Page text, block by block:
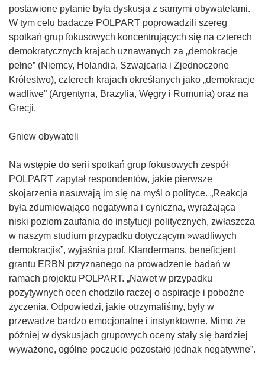
postawione pytanie była dyskusja z samymi obywatelami.
W tym celu badacze POLPART poprowadzili szereg
spotkań grup fokusowych koncentrujących się na czterech
demokratycznych krajach uznawanych za „demokracje
pełne” (Niemcy, Holandia, Szwajcaria i Zjednoczone
Królestwo), czterech krajach określanych jako „demokracje
wadliwe” (Argentyna, Brazylia, Węgry i Rumunia) oraz na
Grecji.
Gniew obywateli
Na wstępie do serii spotkań grup fokusowych zespół
POLPART zapytał respondentów, jakie pierwsze
skojarzenia nasuwają im się na myśl o polityce. „Reakcja
była zdumiewająco negatywna i cyniczna, wyrażająca
niski poziom zaufania do instytucji politycznych, zwłaszcza
w naszym studium przypadku dotyczącym »wadliwych
demokracji«”, wyjaśnia prof. Klandermans, beneficjent
grantu ERBN przyznanego na prowadzenie badań w
ramach projektu POLPART. „Nawet w przypadku
pozytywnych ocen chodziło raczej o aspiracje i pobożne
życzenia. Odpowiedzi, jakie otrzymaliśmy, były w
przewadze bardzo emocjonalne i instynktowne. Mimo że
później w dyskusjach grupowych oceny stały się bardziej
wyważone, ogólne poczucie pozostało jednak negatywne”.